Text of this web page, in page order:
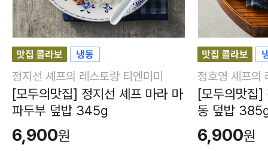
정지선 셰프의 레스토랑 티엔미미
[모두의맛집] 정지선 셰프 마라 마
파두부 덮밥 345g
6,900원
정호영 셰프의
[모두의맛집]
동 덮밥
6,900원